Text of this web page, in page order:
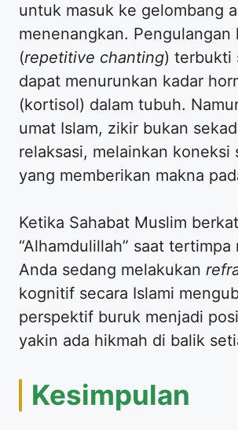
untuk masuk ke gelombang
menenangkan. Pengulangan
(repetitive chanting) terbukti
dapat menurunkan kadar
(kortisol) dalam tubuh.
umat Islam, zikir bukan
relaksasi, melainkan koneksi
yang memberikan makna
Ketika Sahabat Muslim
“Alhamdulillah” saat tertimpa
Anda sedang melakukan
kognitif secara Islami
perspektif buruk menjadi
yakin ada hikmah di balik
Kesimpulan